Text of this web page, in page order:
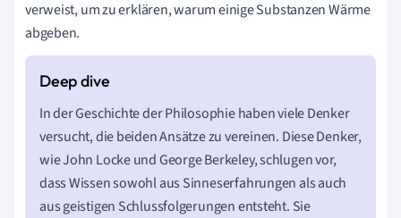
verweist, um zu erklären, warum einige Substanzen Wärme
abgeben.
In der Geschichte der Philosophie haben viele Denker
versucht, die beiden Ansätze zu vereinen. Diese Denker,
wie John Locke und George Berkeley, schlugen vor,
dass Wissen sowohl aus Sinneserfahrungen als auch
aus geistigen Schlussfolgerungen entsteht. Sie